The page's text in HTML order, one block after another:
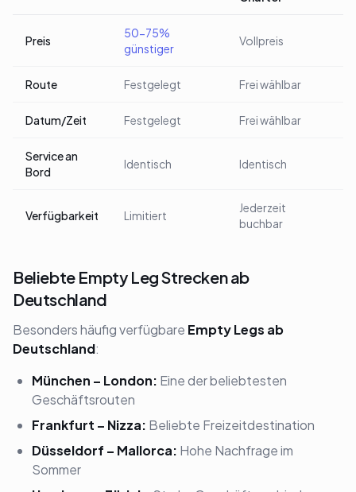
Preis
50-75%
günstiger
Vollpreis
Route Festgelegt Frei wählbar
Datum/Zeit Festgelegt Frei wählbar
Service an
Bord
Identisch Identisch
Verfügbarkeit Limitiert
Jederzeit
buchbar
Beliebte Empty Leg Strecken ab
Deutschland
Besonders häufig verfügbare Empty Legs ab
Deutschland:
München – London: Eine der beliebtesten
Geschäftsrouten
Frankfurt – Nizza: Beliebte Freizeitdestination
Düsseldorf – Mallorca: Hohe Nachfrage im
Sommer